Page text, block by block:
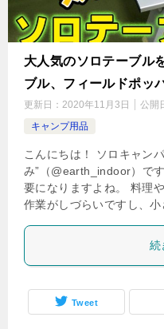
大人気のソロテーブル
ブル、フィールドポッ
更新日： 2020年11月3日 公開
キャンプ用品
こんにちは！ ソロキャン
み”（@earth_indoor）で
要になりますよね。 料理
作業がしづらいですし、
続
Tweet